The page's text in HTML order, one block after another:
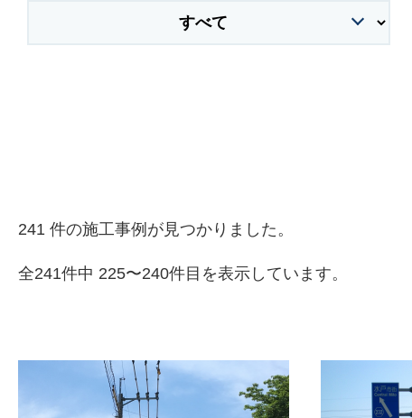
株式会社吾妻製作所 会社案内
241 件の施工事例が見つかりました。
全241件中 225〜240件目を表示しています。